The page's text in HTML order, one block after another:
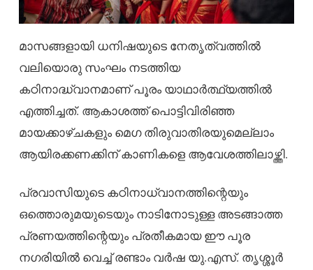
മാസങ്ങളായി ധനിഷയുടെ നേതൃത്വത്തിൽ
വലിയൊരു സംഘം നടത്തിയ
കഠിനാദ്ധ്വാനമാണ് പൂരം യാഥാർത്ഥ്യത്തിൽ
എത്തിച്ചത്. ആകാശത്ത് പൊട്ടിവിരിഞ്ഞ
മായക്കാഴ്ചകളും മെഗ തിരുവാതിരയുമെല്ലാം
ആയിരക്കണക്കിന് കാണികളെ ആവേശത്തിലാഴ്ത്തി.
പ്രവാസിയുടെ കഠിനാധ്വാനത്തിന്റെയും
ഒത്തൊരുമയുടെയും നാടിനോടുള്ള അടങ്ങാത്ത
പ്രണയത്തിന്റെയും പ്രതീകമായ ഈ പൂര
നഗരിയിൽ വെച്ച് രണ്ടാം വർഷ യു.എസ്. തൃശ്ശൂർ